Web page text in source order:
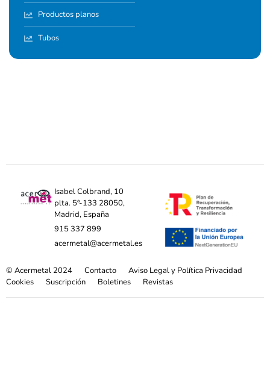
Productos planos
Tubos
Isabel Colbrand, 10
plta. 5ª-133 28050,
Madrid, España
915 337 899
acermetal@acermetal.es
© Acermetal 2024 Contacto
Aviso Legal y Política Privacidad
Cookies
Suscripción Boletines Revistas